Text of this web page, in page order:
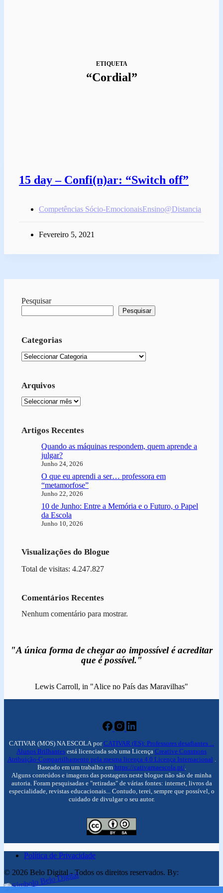
ETIQUETA
“Cordial”
15 day – Confi(n)ar: “Switch off”
Competências Sócio-EmocionaisEnsino@Distancia
Fevereiro 5, 2021
Pesquisar
Pesquisar
Categorias
Categorias
Arquivos
Arquivo
Artigos Recentes
Quando as máquinas respondem, quem aprende a
julgar?
Junho 24, 2026
O que eu aprendi a ser… professora em
“metamorfose”
Junho 22, 2026
10 de Junho: Entre a Memória e o Futuro, o Papel
da Escola
Junho 10, 2026
Visualizações do Blogue
Total de visitas: 4.247.827
Comentários Recentes
Nenhum comentário para mostrar.
"A única forma de chegar ao impossível é acreditar
que é possível."
Lewis Carroll, in "Alice no País das Maravilhas"
CATIVAR (MOS) NA ESCOLA porCATIVAR (ES): Professores desafiantes ...
Alunos Brilhantes está licenciada sob uma Licença Creative Commons
Atribuição-Compartilhamento pela mesma licença 4.0 Licença Internacional .
Baseado em um trabalho em https://cativarnaescola.pt/.
Alguns conteúdos e imagens das postagens neste blogue não são de minha
autoria. Foram pesquisadas e "retiradas" de várias fontes: internet, livros da
especialidade, revistas educacionais... Contudo, terei, sempre que possível, o
cuidado de divulgar o seu autor.
Política de Privacidade
© 2026 Belo Digital - Todos os direitos reservados. By: